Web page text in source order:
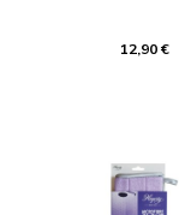
12,90 €